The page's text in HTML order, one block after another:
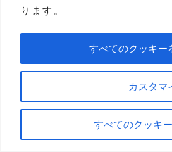
ります。
カスタマ
すべてのクッキ
すべてのクッキー
アイ・キャッシュは、
「5万円未満は利用で
されています。現金化
5,000円以下から対応
るため、少額利用を前